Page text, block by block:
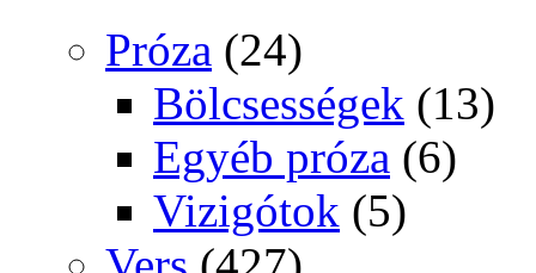
Próza (24)
Bölcsességek (13)
Egyéb próza (6)
Vizigótok (5)